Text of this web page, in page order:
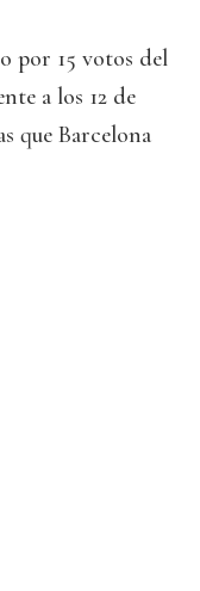
por 15 votos del
a los 12 de
que Barcelona